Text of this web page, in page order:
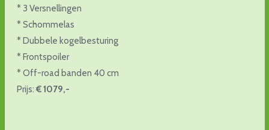
* 3 Versnellingen
* Schommelas
* Dubbele kogelbesturing
* Frontspoiler
* Off-road banden 40 cm
Prijs: € 1079,-